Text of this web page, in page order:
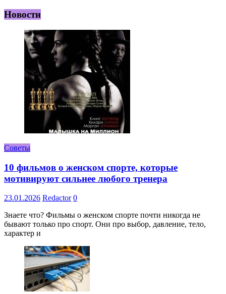
Новости
Советы
10 фильмов о женском спорте, которые
мотивируют сильнее любого тренера
23.01.2026 Redactor 0
Знаете что? Фильмы о женском спорте почти никогда не
бывают только про спорт. Они про выбор, давление, тело,
характер и